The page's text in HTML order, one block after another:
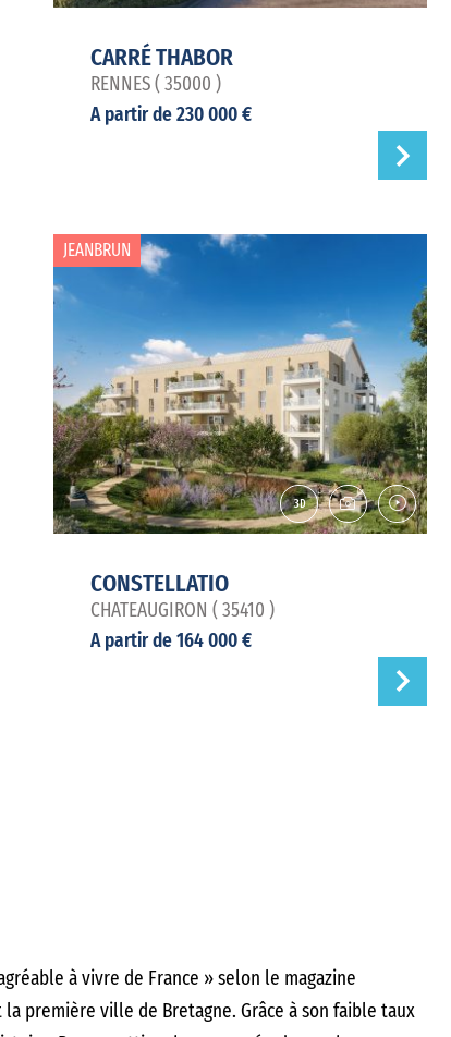
CARRÉ THABOR
RENNES ( 35000 )
A partir de 230 000 €
JEANBRUN
CONSTELLATIO
CHATEAUGIRON ( 35410 )
A partir de 164 000 €
à vivre de France » selon le magazine
première ville de Bretagne. Grâce à son faible taux